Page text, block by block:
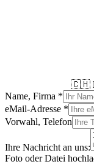
🇨🇭
Name, Firma *
eMail-Adresse *
Vorwahl, Telefon
Ihre Nachricht an uns:
Foto oder Datei